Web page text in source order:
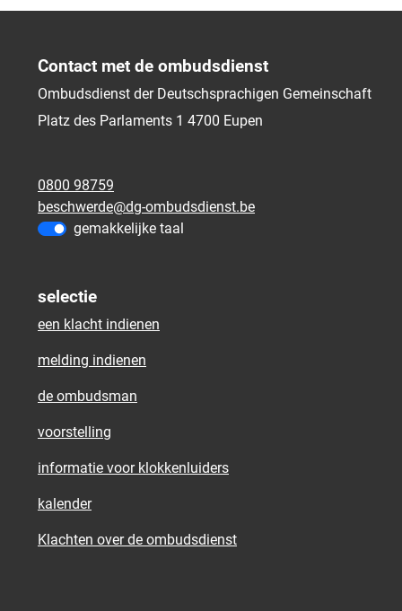
Contact met de ombudsdienst
Ombudsdienst der Deutschsprachigen Gemeinschaft
Platz des Parlaments 1 4700 Eupen
0800 98759
beschwerde@dg-ombudsdienst.be
gemakkelijke taal
selectie
een klacht indienen
melding indienen
de ombudsman
voorstelling
informatie voor klokkenluiders
kalender
Klachten over de ombudsdienst